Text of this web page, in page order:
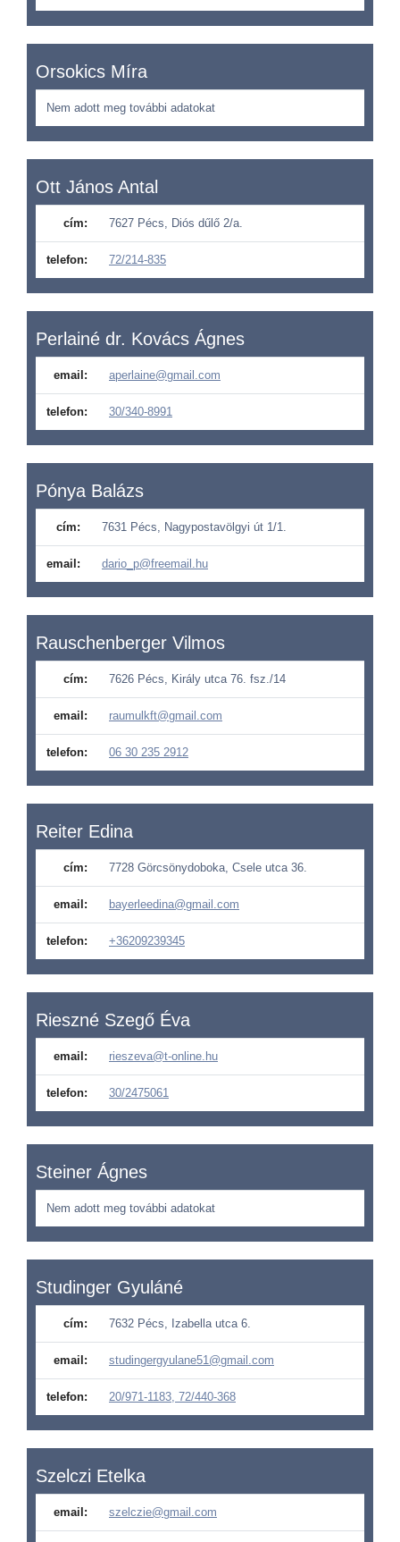
Orsokics Míra
Nem adott meg további adatokat
Ott János Antal
cím: 7627 Pécs, Diós dűlő 2/a.
telefon: 72/214-835
Perlainé dr. Kovács Ágnes
email: aperlaine@gmail.com
telefon: 30/340-8991
Pónya Balázs
cím: 7631 Pécs, Nagypostavölgyi út 1/1.
email: dario_p@freemail.hu
Rauschenberger Vilmos
cím: 7626 Pécs, Király utca 76. fsz./14
email: raumulkft@gmail.com
telefon: 06 30 235 2912
Reiter Edina
cím: 7728 Görcsönydoboka, Csele utca 36.
email: bayerleedina@gmail.com
telefon: +36209239345
Rieszné Szegő Éva
email: rieszeva@t-online.hu
telefon: 30/2475061
Steiner Ágnes
Nem adott meg további adatokat
Studinger Gyuláné
cím: 7632 Pécs, Izabella utca 6.
email: studingergyulane51@gmail.com
telefon: 20/971-1183, 72/440-368
Szelczi Etelka
email: szelczie@gmail.com